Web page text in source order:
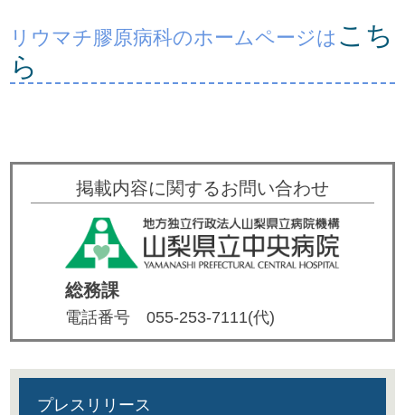
リウマチ膠原病科のホームページは こち
ら
掲載内容に関するお問い合わせ
総務課
電話番号 055-253-7111(代)
プレスリリース